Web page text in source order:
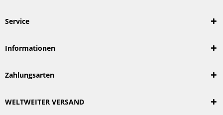
Service
Informationen
Zahlungsarten
WELTWEITER VERSAND